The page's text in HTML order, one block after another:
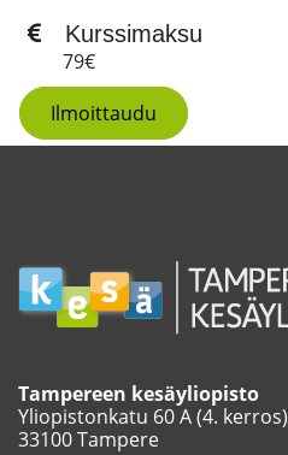
Kurssimaksu
79€
Ilmoittaudu
Tampereen kesäyliopisto
Yliopistonkatu 60 A (4. kerros)
33100 Tampere